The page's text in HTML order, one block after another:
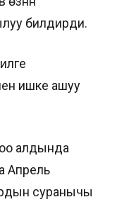
билдирди.
ишке ашуу
алдында
Апрель
суранычы